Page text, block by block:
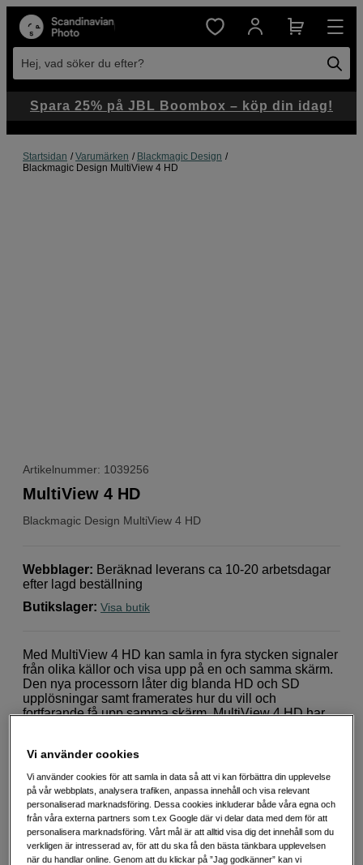
Hej, vad söker du efter?
Startsidan Varumärken
Blackmagic Design
Blackmagic Design MultiView 4 HD
Artikelnummer: 1039256
Blackmagic Design MultiView 4 HD
MultiView 4 HD
Webblager: Beräknad leverans ca 10-20 arbetsdagar
efter lagd beställning
Butikslager: Visa butik
Med MultiView 4 HD kan samla in fyra stycken signaler
från olika källor och visa upp på en och samma skärm.
Den nya processorn låter dig blanda HD och SD
upplösningar samt framerates hur du vill och
fortfarande få upp samma skärm. MultiView 4 HD har
konsumentskärmar med HDMI.
Mer information
2 780 SEK
Spara 25% på JBL Boombox – köp din idag!
Vi använder cookies
Vi använder cookies för att samla in data så att vi kan förbättra din upplevelse
på vår webbplats, analysera trafiken, anpassa innehåll och visa relevant
personaliserad marknadsföring. Dessa cookies inkluderar både våra egna och
från våra externa partners som t.ex Google där vi delar data med dem för att
personalisera marknadsföring. Vårt mål är att alltid visa dig det innehåll som du
verkligen är intresserad av, för att du ska få den bästa tänkbara upplevelsen
när du handlar online. Genom att du klickar på ”Jag godkänner” kan vi